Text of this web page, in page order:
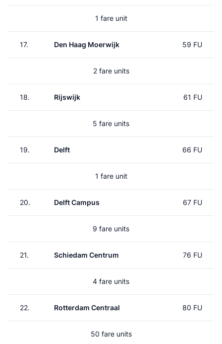
1 fare unit
17. Den Haag Moerwijk 59 FU
2 fare units
18. Rijswijk 61 FU
5 fare units
19. Delft 66 FU
1 fare unit
20. Delft Campus 67 FU
9 fare units
21. Schiedam Centrum 76 FU
4 fare units
22. Rotterdam Centraal 80 FU
50 fare units